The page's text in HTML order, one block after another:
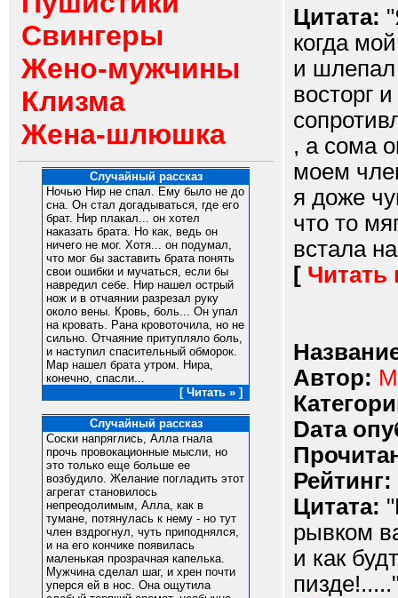
Свингеры
Жено-мужчины
Клизма
Жена-шлюшка
Случайный рассказ
Ночью Нир не спал. Ему было не до
сна. Он стал догадываться, где его
брат. Нир плакал... он хотел
наказать брата. Но как, ведь он
ничего не мог. Хотя... он подумал,
что мог бы заставить брата понять
свои ошибки и мучаться, если бы
навредил себе. Нир нашел острый
нож и в отчаянии разрезал руку
около вены. Кровь, боль... Он упал
на кровать. Рана кровоточила, но не
сильно. Отчаяние притупляло боль,
и наступил спасительный обморок.
Мар нашел брата утром. Нира,
конечно, спасли...
[ Читать » ]
Случайный рассказ
Соски напряглись, Алла гнала
прочь провокационные мысли, но
это только еще больше ее
возбудило. Желание погладить этот
агрегат становилось
непреодолимым, Алла, как в
тумане, потянулась к нему - но тут
член вздрогнул, чуть приподнялся,
и на его кончике появилась
маленькая прозрачная капелька.
Мужчина сделал шаг, и хрен почти
уперся ей в нос. Она ощутила
Цитата:
когда
и шлепал
восторг
, а сома
моем
я доже
что то
встала
[ Читать
Автор:
Dата
Рейтинг:
Цитата:
рывком
и как